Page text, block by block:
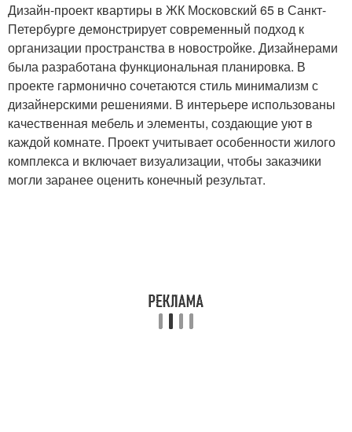
Дизайн-проект квартиры в ЖК Московский 65 в Санкт-
Петербурге демонстрирует современный подход к
организации пространства в новостройке. Дизайнерами
была разработана функциональная планировка. В
проекте гармонично сочетаются стиль минимализм с
дизайнерскими решениями. В интерьере использованы
качественная мебель и элементы, создающие уют в
каждой комнате. Проект учитывает особенности жилого
комплекса и включает визуализации, чтобы заказчики
могли заранее оценить конечный результат.